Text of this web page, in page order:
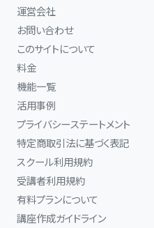
運営会社
お問い合わせ
このサイトについて
料金
機能一覧
活用事例
プライバシーステートメント
特定商取引法に基づく表記
スクール利用規約
受講者利用規約
有料プランについて
講座作成ガイドライン